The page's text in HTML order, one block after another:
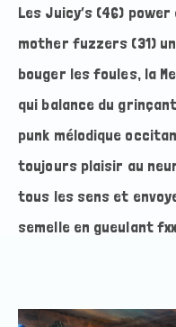
Les Juicy’s (46)
mother fuzzers (31)
bouger les foules, la
qui balance du
punk mélodique
toujours plaisir au
tous les sens et
semelle en gueulant